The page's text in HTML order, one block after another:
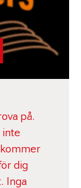
på.
inte
dig
Inga